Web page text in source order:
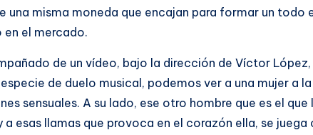
una misma moneda que encajan para formar un todo
en el mercado.
de un vídeo, bajo la dirección de Víctor
de duelo musical, podemos ver a una mujer a
sensuales. A su lado, ese otro hombre que es el que
a esas llamas que provoca en el corazón ella, se